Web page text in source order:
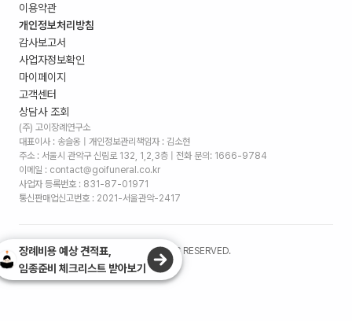
이용약관
개인정보처리방침
감사보고서
사업자정보확인
마이페이지
고객센터
상담사 조회
(주) 고이장례연구소
대표이사 : 송슬옹 | 개인정보관리책임자 : 김소현
주소 : 서울시 관악구 신림로 132, 1,2,3층 | 전화 문의: 1666-9784
이메일 : contact@goifuneral.co.kr
사업자 등록번호 : 831-87-01971
통신판매업신고번호 : 2021-서울관악-2417
©2026. (주)고이장례연구소 ALL RIGHTS RESERVED.
장례비용 예상 견적표,
임종준비 체크리스트 받아보기